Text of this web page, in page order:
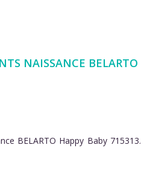
NAISSANCE BELARTO
BELARTO Happy Baby 715313.